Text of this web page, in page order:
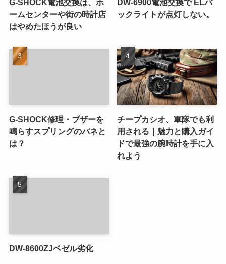
G-SHOCK電池交換は、ホ
ームセンターや街の時計店
はやめたほうが良い
DW-6900電池交換で ELバ
ックライトが点灯しない。
G-SHOCK修理・ブザーを
鳴らすスプリングのバネと
は？
チープカシオ、軍隊でも利
用される｜魅力と購入ガイ
ドで最強の腕時計を手に入
れよう
DW-8600ZJベゼル劣化